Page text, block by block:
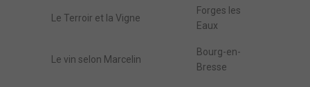
Le Terroir et la Vigne
Forges les
Eaux
Le vin selon Marcelin
Bourg-en-
Bresse